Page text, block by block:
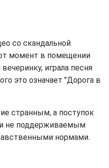
со скандальной
момент в помещении
играла песня
это означает "Дорога в
странным, а поступок
не поддерживаемым
нормами.